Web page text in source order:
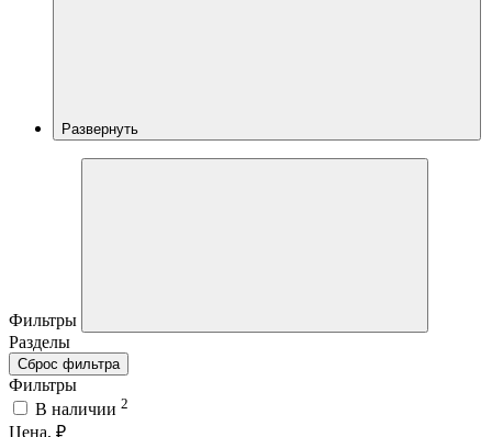
Развернуть
Фильтры
Разделы
Сброс фильтра
Фильтры
В наличии 2
Цена, ₽